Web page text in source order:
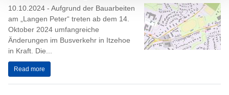
10.10.2024 - Aufgrund der Bauarbeiten
am „Langen Peter“ treten ab dem 14.
Oktober 2024 umfangreiche
Änderungen im Busverkehr in Itzehoe
in Kraft. Die...
Read more